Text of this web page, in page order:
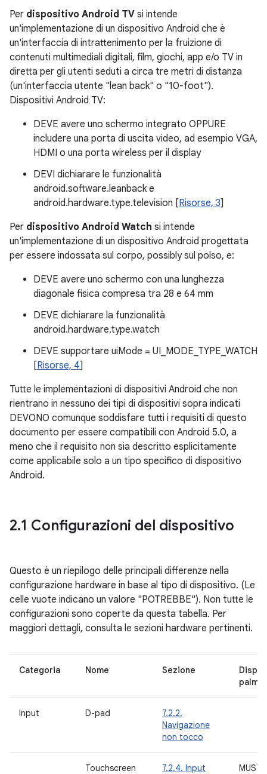
Per dispositivo Android TV si intende
un'implementazione di un dispositivo Android che è
un'interfaccia di intrattenimento per la fruizione di
contenuti multimediali digitali, film, giochi, app e/o TV in
diretta per gli utenti seduti a circa tre metri di distanza
(un'interfaccia utente "lean back" o "10-foot").
Dispositivi Android TV:
DEVE avere uno schermo integrato OPPURE
includere una porta di uscita video, ad esempio VGA,
HDMI o una porta wireless per il display
DEVI dichiarare le funzionalità
android.software.leanback e
android.hardware.type.television [Risorse, 3]
Per dispositivo Android Watch si intende
un'implementazione di un dispositivo Android progettata
per essere indossata sul corpo, possibly sul polso, e:
DEVE avere uno schermo con una lunghezza
diagonale fisica compresa tra 28 e 64 mm
DEVE dichiarare la funzionalità
android.hardware.type.watch
DEVE supportare uiMode = UI_MODE_TYPE_WATCH
[Risorse, 4]
Tutte le implementazioni di dispositivi Android che non
rientrano in nessuno dei tipi di dispositivi sopra indicati
DEVONO comunque soddisfare tutti i requisiti di questo
documento per essere compatibili con Android 5.0, a
meno che il requisito non sia descritto esplicitamente
come applicabile solo a un tipo specifico di dispositivo
Android.
2.1 Configurazioni del dispositivo
Questo è un riepilogo delle principali differenze nella
configurazione hardware in base al tipo di dispositivo. (Le
celle vuote indicano un valore "POTREBBE"). Non tutte le
configurazioni sono coperte da questa tabella. Per
maggiori dettagli, consulta le sezioni hardware pertinenti.
Categoria Nome Sezione
Input D-pad
7.2.2.
Navigazione
non tocco
Touchscreen
7.2.4. Input
MUST